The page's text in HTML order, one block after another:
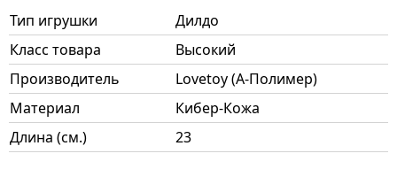
Тип игрушки
Дилдо
Класс товара
Высокий
Производитель
Lovetoy (А-Полимер)
Материал
Кибер-Кожа
Длина (см.)
23